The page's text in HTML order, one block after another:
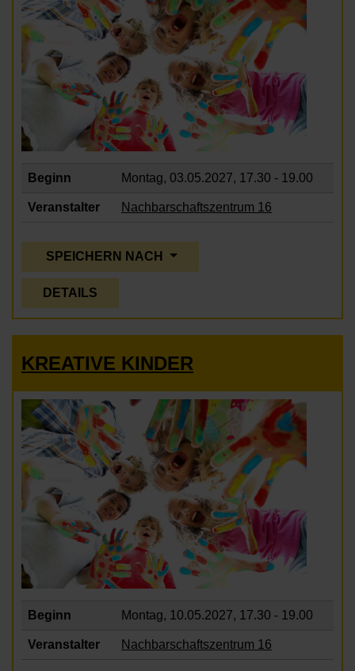
Beginn Montag, 03.05.2027, 17.30 - 19.00
Veranstalter Nachbarschaftszentrum 16
SPEICHERN NACH
DETAILS
KREATIVE KINDER
Beginn Montag, 10.05.2027, 17.30 - 19.00
Veranstalter Nachbarschaftszentrum 16